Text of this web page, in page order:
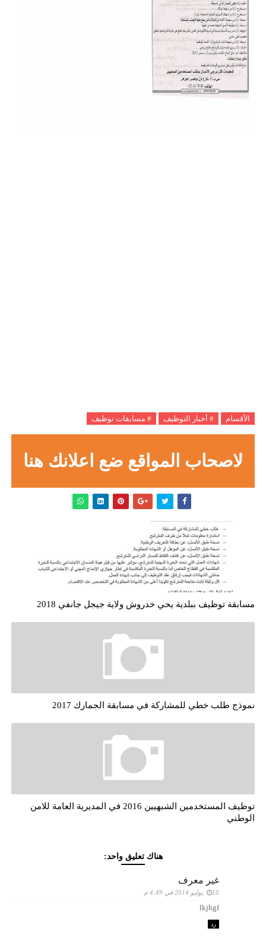
الأقسام # أخبار التوظيف # مسابقات توظيف
لاصحاب المواقع ضع اعلانك هنا
مسابقة توظيف ببلدية يحي خدروش ولاية جيجل جانفي 2018
نموذج طلب خطي للمشاركة في مسابقة الجمارك 2017
توظيف المستخدمين الشبهيين 2016 في المديرية العامة للامن
الوطني
هناك تعليق واحد:
غير معرف
10 يوليو 2014 في 4:49 م
lkjhgf
رد